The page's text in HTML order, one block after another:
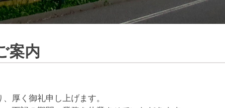
案内
厚く御礼申し上げます。